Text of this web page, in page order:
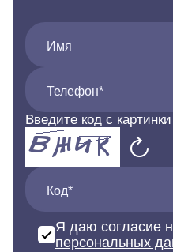
Имя
Телефон*
Введите код с картинки
Код*
Я даю согласие
персональных